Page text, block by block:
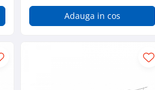
Adauga in cos